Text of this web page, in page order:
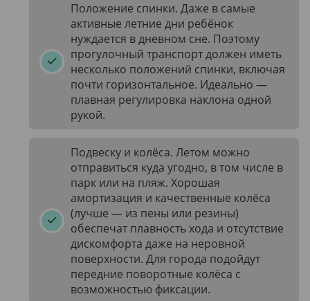
Положение спинки. Даже в самые
активные летние дни ребёнок
нуждается в дневном сне. Поэтому
прогулочный транспорт должен иметь
несколько положений спинки, включая
почти горизонтальное. Идеально —
плавная регулировка наклона одной
рукой.
Подвеску и колёса. Летом можно
отправиться куда угодно, в том числе в
парк или на пляж. Хорошая
амортизация и качественные колёса
(лучше — из пены или резины)
обеспечат плавность хода и отсутствие
дискомфорта даже на неровной
поверхности. Для города подойдут
передние поворотные колёса с
возможностью фиксации.